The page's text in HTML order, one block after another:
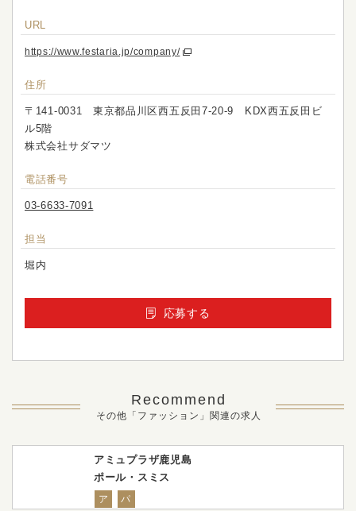
URL
https://www.festaria.jp/company/
住所
〒141-0031 東京都品川区西五反田7-20-9 KDX西五反田ビ
ル5階
株式会社サダマツ
電話番号
03-6633-7091
担当
堀内
応募する
Recommend
その他「ファッション」関連の求人
アミュプラザ鹿児島
ポール・スミス
ア パ